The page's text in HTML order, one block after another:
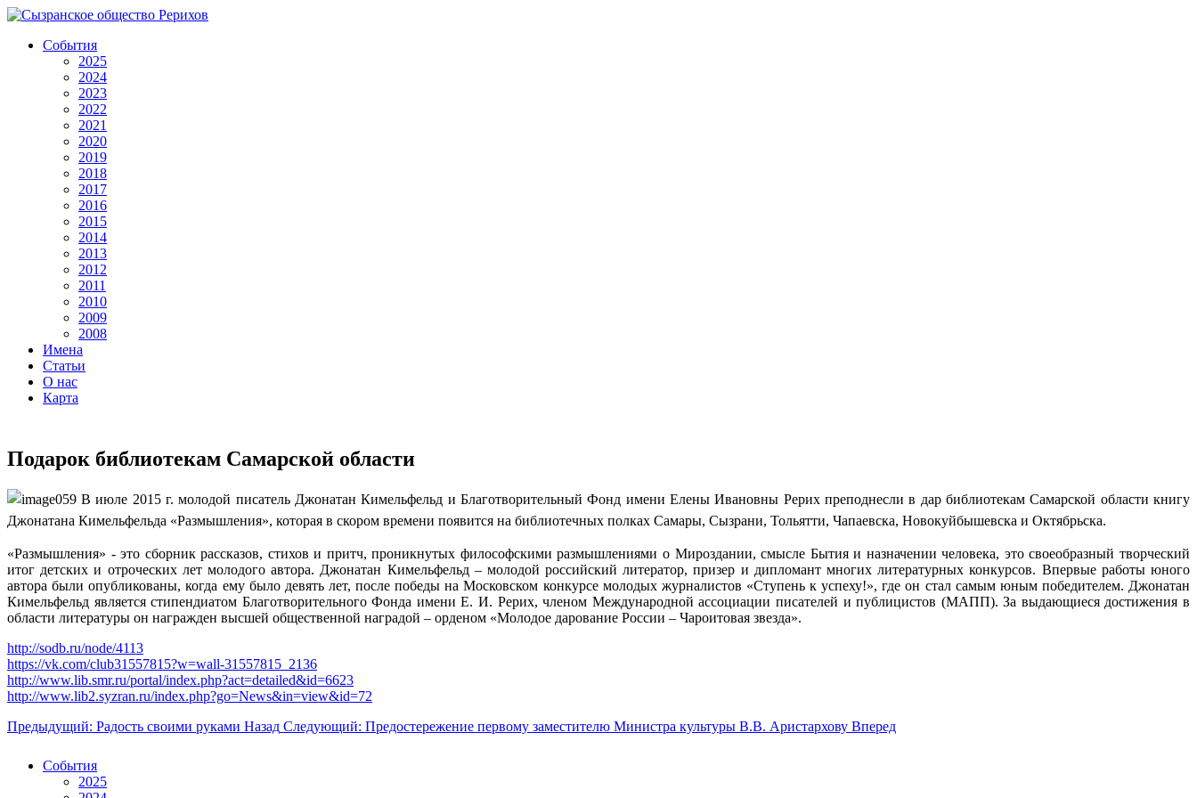
События
2025
2024
2023
2022
2021
2020
2019
2018
2017
2016
2015
2014
2013
2012
2011
2010
2009
2008
Имена
Статьи
О нас
Карта
Подарок библиотекам Самарской области
В июле 2015 г. молодой писатель Джонатан Кимельфельд и Благотворительный Фонд имени Елены Ивановны Рерих преподнесли в дар библиотекам Самарской области книгу
Джонатана Кимельфельда «Размышления», которая в скором времени появится на библиотечных полках Самары, Сызрани, Тольятти, Чапаевска, Новокуйбышевска и Октябрьска.
«Размышления» - это сборник рассказов, стихов и притч, проникнутых философскими размышлениями о Мироздании, смысле Бытия и назначении человека, это своеобразный творческий
итог детских и отроческих лет молодого автора. Джонатан Кимельфельд – молодой российский литератор, призер и дипломант многих литературных конкурсов. Впервые работы юного
автора были опубликованы, когда ему было девять лет, после победы на Московском конкурсе молодых журналистов «Ступень к успеху!», где он стал самым юным победителем. Джонатан
Кимельфельд является стипендиатом Благотворительного Фонда имени Е. И. Рерих, членом Международной ассоциации писателей и публицистов (МАПП). За выдающиеся достижения в
области литературы он награжден высшей общественной наградой – орденом «Молодое дарование России – Чароитовая звезда».
http://sodb.ru/node/4113
https://vk.com/club31557815?w=wall-31557815_2136
http://www.lib.smr.ru/portal/index.php?act=detailed&id=6623
http://www.lib2.syzran.ru/index.php?go=News&in=view&id=72
Предыдущий: Радость своими руками Назад Следующий: Предостережение первому заместителю Министра культуры В.В. Аристархову Вперед
События
2025